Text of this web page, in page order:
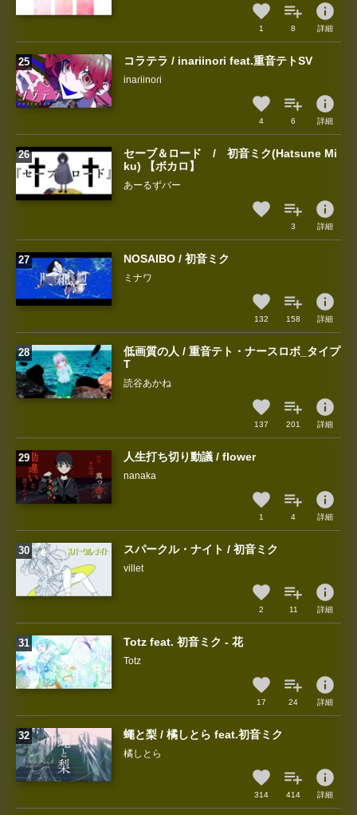
1 8
info
詳細
コラテラ / inariinori feat.重音テトSV
inaɾiinoɾi
4 6
info
詳細
セーブ＆ロード / 初音ミク(Hatsune Mi
ku) 【ボカロ】
あーるずバー
3
info
詳細
NOSAIBO / 初音ミク
ミナワ
132 158
info
詳細
低画質の人 / 重音テト・ナースロボ_タイプ
T
読谷あかね
137 201
info
詳細
人生打ち切り動議 / flower
nanaka
1 4
info
詳細
スパークル・ナイト / 初音ミク
villet
2 11
info
詳細
Totz feat. 初音ミク - 花
Totz
17 24
info
詳細
蠅と梨 / 橘しとら feat.初音ミク
橘しとら
314 414
info
詳細